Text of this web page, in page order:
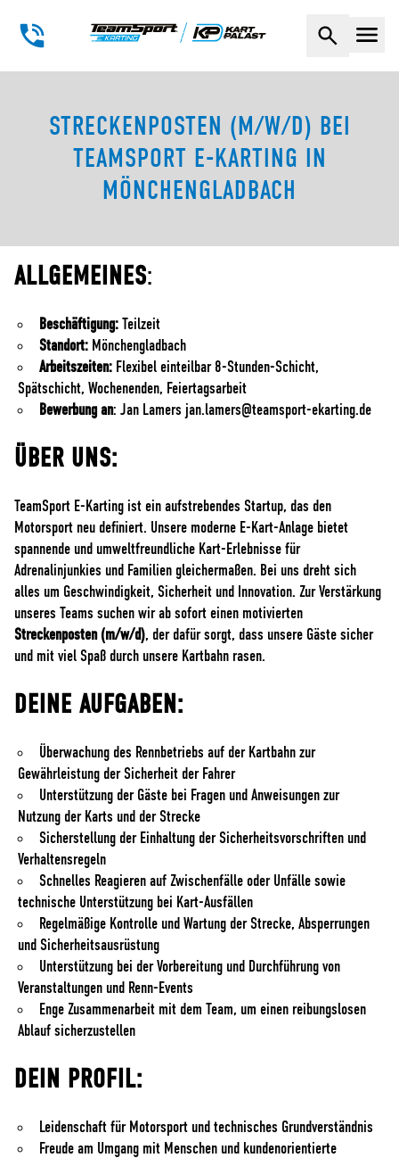
STRECKENPOSTEN (M/W/D) BEI
TEAMSPORT E-KARTING IN
MÖNCHENGLADBACH
ALLGEMEINES:
Beschäftigung: Teilzeit
Standort: Mönchengladbach
Arbeitszeiten: Flexibel einteilbar 8-Stunden-Schicht,
Spätschicht, Wochenenden, Feiertagsarbeit
Bewerbung an: Jan Lamers jan.lamers@teamsport-ekarting.de
ÜBER UNS:
TeamSport E-Karting ist ein aufstrebendes Startup, das den
Motorsport neu definiert. Unsere moderne E-Kart-Anlage bietet
spannende und umweltfreundliche Kart-Erlebnisse für
Adrenalinjunkies und Familien gleichermaßen. Bei uns dreht sich
alles um Geschwindigkeit, Sicherheit und Innovation. Zur Verstärkung
unseres Teams suchen wir ab sofort einen motivierten
Streckenposten (m/w/d), der dafür sorgt, dass unsere Gäste sicher
und mit viel Spaß durch unsere Kartbahn rasen.
DEINE AUFGABEN:
Überwachung des Rennbetriebs auf der Kartbahn zur
Gewährleistung der Sicherheit der Fahrer
Unterstützung der Gäste bei Fragen und Anweisungen zur
Nutzung der Karts und der Strecke
Sicherstellung der Einhaltung der Sicherheitsvorschriften und
Verhaltensregeln
Schnelles Reagieren auf Zwischenfälle oder Unfälle sowie
technische Unterstützung bei Kart-Ausfällen
Regelmäßige Kontrolle und Wartung der Strecke, Absperrungen
und Sicherheitsausrüstung
Unterstützung bei der Vorbereitung und Durchführung von
Veranstaltungen und Renn-Events
Enge Zusammenarbeit mit dem Team, um einen reibungslosen
Ablauf sicherzustellen
DEIN PROFIL:
Leidenschaft für Motorsport und technisches Grundverständnis
Freude am Umgang mit Menschen und kundenorientierte